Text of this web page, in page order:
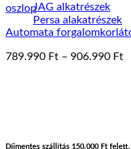
JAG alkatrészek
Persa alakatrészek
Automata
789.990 Ft – 906.990 Ft
Díjmentes szállítás 150.000 Ft felett.